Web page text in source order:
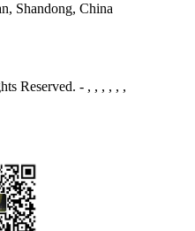
Shandong, China
Reserved. - , , , , , ,